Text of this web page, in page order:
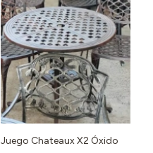
Juego Chateaux X2 Óxido